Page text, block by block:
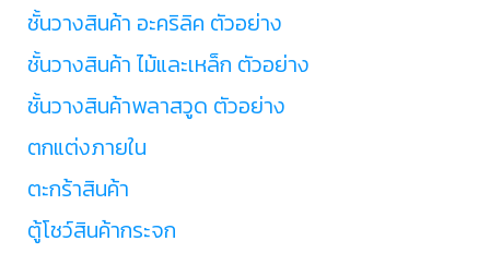
ชั้นวางสินค้า อะคริลิค ตัวอย่าง
ชั้นวางสินค้า ไม้และเหล็ก ตัวอย่าง
ชั้นวางสินค้าพลาสวูด ตัวอย่าง
ตกแต่งภายใน
ตะกร้าสินค้า
ตู้โชว์สินค้ากระจก